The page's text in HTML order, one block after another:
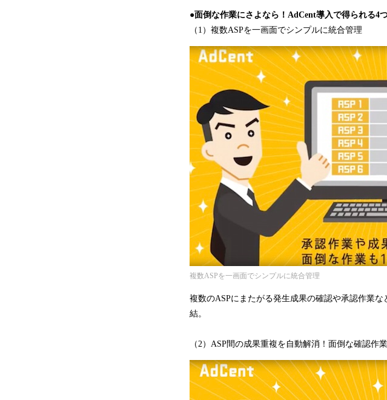
●面倒な作業にさよなら！AdCent導入で得られる4
（1）複数ASPを一画面でシンプルに統合管理
複数ASPを一画面でシンプルに統合管理
複数のASPにまたがる発生成果の確認や承認作業
結。
（2）ASP間の成果重複を自動解消！面倒な確認作